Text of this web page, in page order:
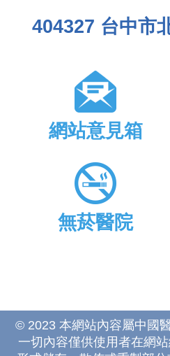
404327 台中市
網站意見箱
無菸醫院
© 2023 本網站內容屬中國
一切內容僅供使用者在網